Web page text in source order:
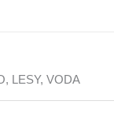
LESY, VODA